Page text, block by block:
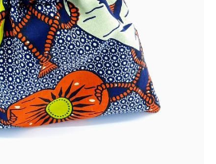
20,00€